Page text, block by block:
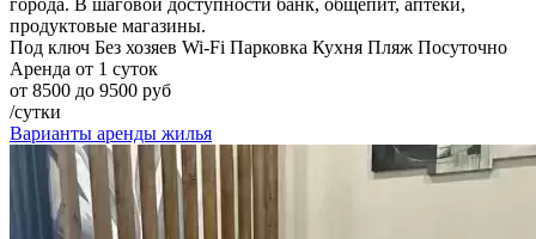
продуктовые магазины.
Под ключ Без хозяев Wi-Fi Парковка Кухня Пляж Посуточно
Аренда от 1 суток
от 8500 до 9500 руб
/сутки
Варианты аренды жилья